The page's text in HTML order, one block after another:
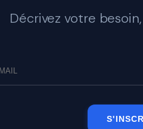
Décrivez votre